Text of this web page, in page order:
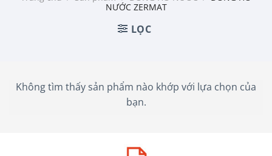
NƯỚC ZERMAT
LỌC
Không tìm thấy sản phẩm nào khớp với lựa chọn của
bạn.